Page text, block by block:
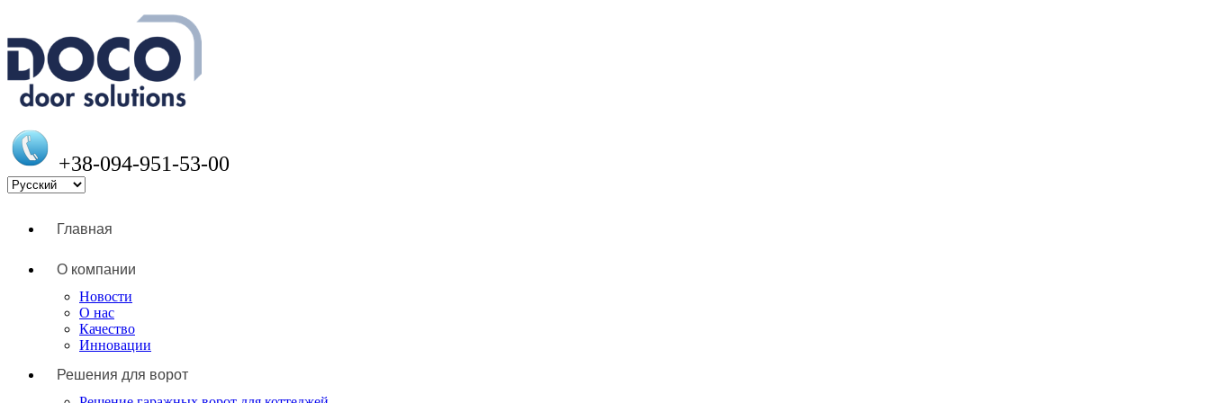
+38-094-951-53-00
Главная
О компании
Новости
О нас
Качество
Инновации
Решения для ворот